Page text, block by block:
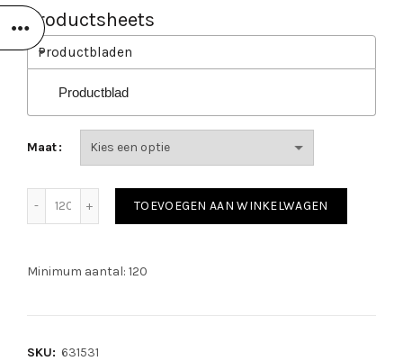
Productsheets
Productbladen
Productblad
Maat
TOEVOEGEN AAN WINKELWAGEN
Minimum aantal: 120
SKU: 631531